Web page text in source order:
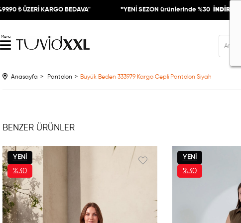
KARGO BEDAVA" " YENİ SEZON ürünlerinde %30İNDİRİM"
Menu
Anasayfa Pantolon Büyük Beden 333979 Kargo Cepli Pantolon Siyah
BENZER ÜRÜNLER
YENI
ÜRÜN
%30
İNDIRIM
%30İNDIRIM
YENI
ÜRÜN
%30